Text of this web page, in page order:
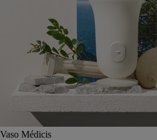
Vaso Médicis